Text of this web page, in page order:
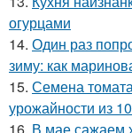
огурцами
14. Один раз
зиму: как
15. Семена
урожайности из